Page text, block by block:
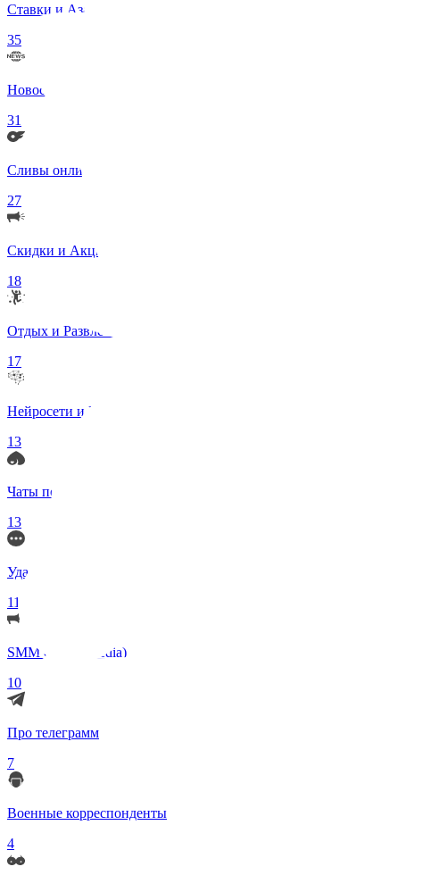
Ставки и Азартные игры
35
Новости в мире
31
Сливы онлифанс моделей 18+
27
Скидки и Акции
18
Отдых и Развлечения
17
Нейросети и ИИ
13
Чаты по интересам
13
Удаленка (Работа)
11
SMM (Social Media)
10
Про телеграмм
7
Военные корреспонденты
4